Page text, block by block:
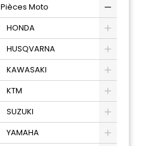
Pièces Moto
HONDA
HUSQVARNA
KAWASAKI
KTM
SUZUKI
YAMAHA